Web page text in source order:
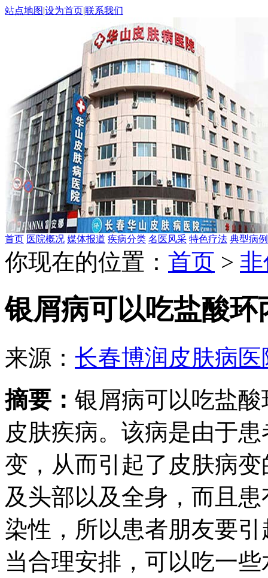
站点地图|设为首页|联系我们
首页 医院概况 媒体报道 疾病分类 名医风采 特色疗法 典型病例
你现在的位置： 首页 >
银屑病可以吃盐酸环
来源： 长春博润皮肤病医
摘要： 银屑病可以吃盐
皮肤疾病。该病是由于
变，从而引起了皮肤病
及头部以及全身，而且
染性，所以患者朋友要
当合理安排，可以吃一